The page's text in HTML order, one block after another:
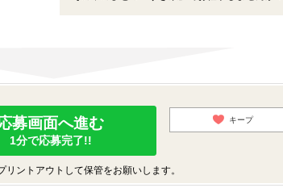
募画面へ進む
1分で応募完了!!
キープ
ントアウトして保管をお願いします。